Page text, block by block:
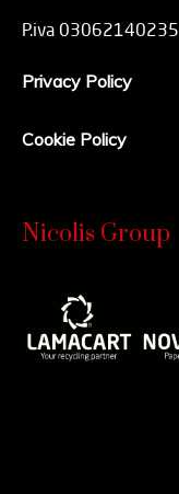
P.iva 03062140235
Privacy Policy
Cookie Policy
Nicolis Group